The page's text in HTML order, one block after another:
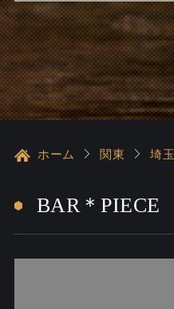
ホーム 関東 埼玉
BAR＊PIECE